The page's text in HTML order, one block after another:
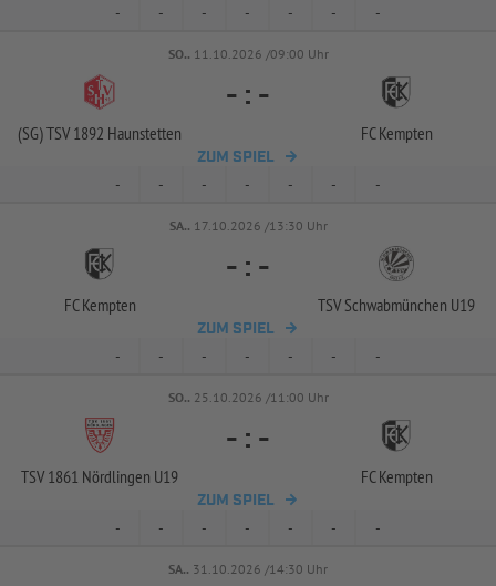
- - - - - - -
SO.. 11.10.2026 /09:00 Uhr
(SG) TSV 1892 Haunstetten
- : -
FC Kempten
ZUM SPIEL
- - - - - - -
SA.. 17.10.2026 /13:30 Uhr
FC Kempten
- : -
TSV Schwabmünchen U19
ZUM SPIEL
- - - - - - -
SO.. 25.10.2026 /11:00 Uhr
TSV 1861 Nördlingen U19
- : -
FC Kempten
ZUM SPIEL
- - - - - - -
SA.. 31.10.2026 /14:30 Uhr